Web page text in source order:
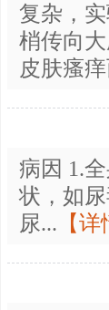
复杂，
梢传向
皮肤瘙
病因 1.
状，如
尿... 【详